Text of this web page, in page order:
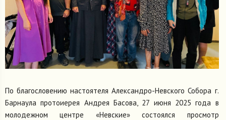
По благословению настоятеля Александро-Невского Собора г.
Барнаула протоиерея Андрея Басова, 27 июня 2025 года в
молодежном центре «Невские» состоялся просмотр